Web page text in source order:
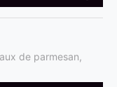
de parmesan,